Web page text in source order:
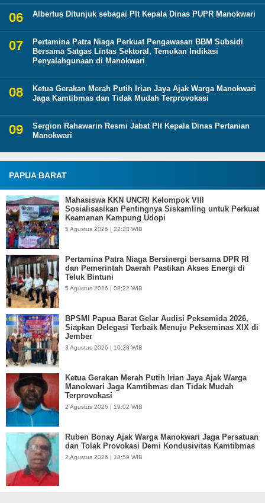
Albertus Ditunjuk sebagai Plt Kepala Dinas PUPR Manokwari
Pertamina Patra Niaga Perkuat Pengawasan BBM Subsidi
Bersama Satgas Lintas Sektoral, Temukan Indikasi
Penyalahgunaan di Manokwari
Ketua Gerakan Merah Putih Irian Jaya Ajak Warga Manokwari
Jaga Kamtibmas dan Tidak Mudah Terprovokasi
Sergion Rahawarin Resmi Jabat Plt Kepala Dinas Pertanian
Manokwari
PAPUA BARAT
Mahasiswa KKN UNCRI Kelompok VIII
Sosialisasikan Pentingnya Siskamling untuk Perkuat
Keamanan Kampung Udopi
5 Agustus 2026 | 22:28 WIB
Pertamina Patra Niaga Bersinergi bersama DPR RI
dan Pemerintah Daerah Pastikan Akses Energi di
Teluk Bintuni
5 Agustus 2026 | 08:22 WIB
BPSMI Papua Barat Gelar Audisi Peksemida 2026,
Siapkan Delegasi Terbaik Menuju Pekseminas XIX di
Jember
3 Agustus 2026 | 10:28 WIB
Ketua Gerakan Merah Putih Irian Jaya Ajak Warga
Manokwari Jaga Kamtibmas dan Tidak Mudah
Terprovokasi
2 Agustus 2026 | 19:02 WIB
Ruben Bonay Ajak Warga Manokwari Jaga Persatuan
dan Tolak Provokasi Demi Kondusivitas Kamtibmas
2 Agustus 2026 | 18:59 WIB